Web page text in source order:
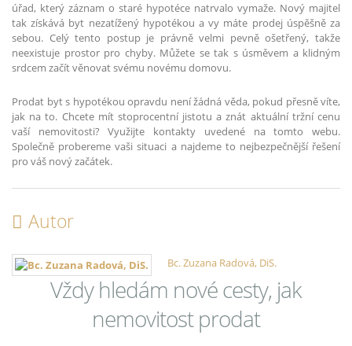
úřad, který záznam o staré hypotéce natrvalo vymaže. Nový majitel
tak získává byt nezatížený hypotékou a vy máte prodej úspěšně za
sebou. Celý tento postup je právně velmi pevně ošetřený, takže
neexistuje prostor pro chyby. Můžete se tak s úsměvem a klidným
srdcem začít věnovat svému novému domovu.
Prodat byt s hypotékou opravdu není žádná věda, pokud přesně víte,
jak na to. Chcete mít stoprocentní jistotu a znát aktuální tržní cenu
vaší nemovitosti? Využijte kontakty uvedené na tomto webu.
Společně probereme vaši situaci a najdeme to nejbezpečnější řešení
pro váš nový začátek.
Autor
Bc. Zuzana Radová, DiS.
Vždy hledám nové cesty, jak
nemovitost prodat